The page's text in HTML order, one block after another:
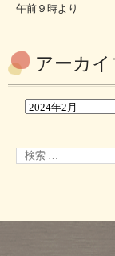
午前９時より
アーカイ